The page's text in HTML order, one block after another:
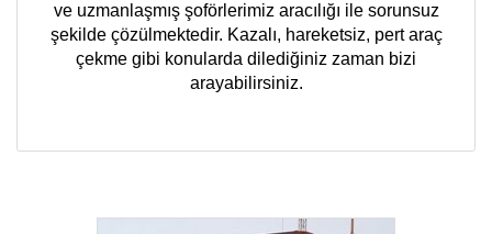
ve uzmanlaşmış şoförlerimiz aracılığı ile sorunsuz
şekilde çözülmektedir. Kazalı, hareketsiz, pert araç
çekme gibi konularda dilediğiniz zaman bizi
arayabilirsiniz.